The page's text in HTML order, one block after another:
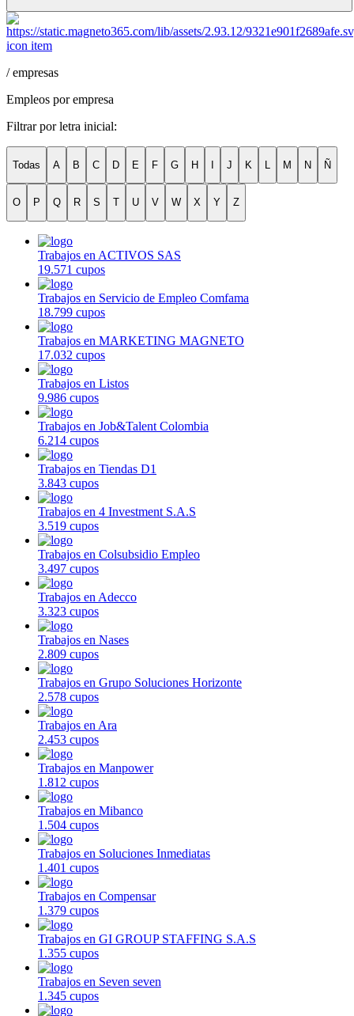
/empresas
Empleos por empresa
Filtrar por letra inicial:
Todas A B C D E F G H J K M N Ñ
O P Q R S T U V W X Y Z
Trabajos en ACTIVOS SAS
19.571 cupos
Trabajos en Servicio de Empleo Comfama
18.799 cupos
Trabajos en MARKETING MAGNETO
17.032 cupos
Trabajos en Listos
9.986 cupos
Trabajos en Job&Talent Colombia
6.214 cupos
Trabajos en Tiendas D1
3.843 cupos
Trabajos en 4 Investment S.A.S
3.519 cupos
Trabajos en Colsubsidio Empleo
3.497 cupos
Trabajos en Adecco
3.323 cupos
Trabajos en Nases
2.809 cupos
Trabajos en Grupo Soluciones Horizonte
2.578 cupos
Trabajos en Ara
2.453 cupos
Trabajos en Manpower
1.812 cupos
Trabajos en Mibanco
1.504 cupos
Trabajos en Soluciones Inmediatas
1.401 cupos
Trabajos en Compensar
1.379 cupos
Trabajos en GI GROUP STAFFING S.A.S
1.355 cupos
Trabajos en Seven seven
1.345 cupos